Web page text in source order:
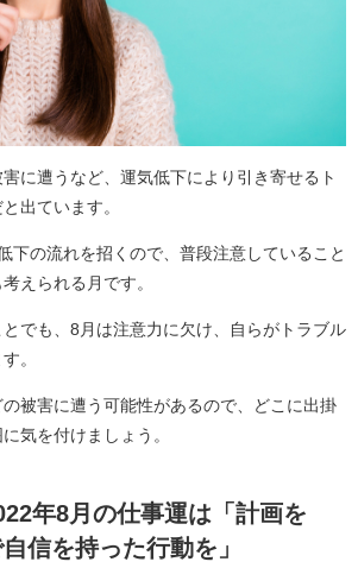
に遭うなど、運気低下により引き寄せるト
出ています。
下の流れを招くので、普段注意していること
えられる月です。
でも、8月は注意力に欠け、自らがトラブル
。
被害に遭う可能性があるので、どこに出掛
気を付けましょう。
年8月の仕事運は「計画を
信を持った行動を」